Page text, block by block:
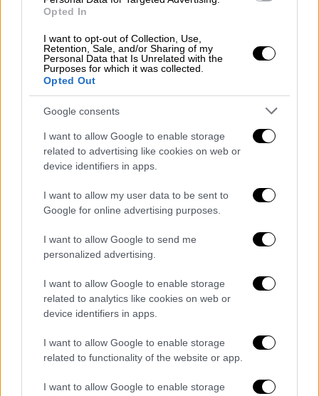
Opted In
I want to opt-out of Collection, Use,
Retention, Sale, and/or Sharing of my
Personal Data that Is Unrelated with the
Purposes for which it was collected.
Opted Out
Google consents
I want to allow Google to enable storage
related to advertising like cookies on web or
device identifiers in apps.
I want to allow my user data to be sent to
Google for online advertising purposes.
I want to allow Google to send me
personalized advertising.
I want to allow Google to enable storage
related to analytics like cookies on web or
device identifiers in apps.
I want to allow Google to enable storage
related to functionality of the website or app.
I want to allow Google to enable storage
Ελλάδα|31.12.2024 17:00
Θεσσαλονίκη: Τραπέζι ούτε για... δείγμα
στα καταστήματα παραμονή και
ανήμερα της Πρωτοχρονιάς
Παρά το γεγονός ότι οι τιμές είναι
αυξημένες κατά 10% σε σύγκριση με την
αντίστοιχη περσινή περίοδο